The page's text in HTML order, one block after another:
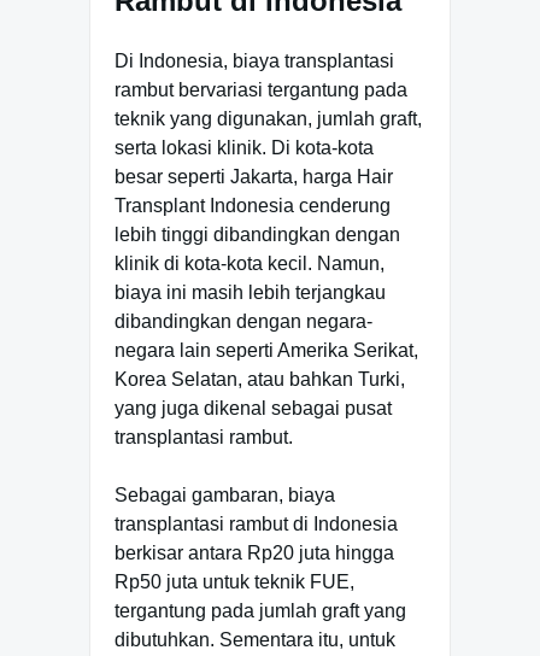
Di Indonesia, biaya transplantasi
rambut bervariasi tergantung pada
teknik yang digunakan, jumlah graft,
serta lokasi klinik. Di kota-kota
besar seperti Jakarta, harga Hair
Transplant Indonesia cenderung
lebih tinggi dibandingkan dengan
klinik di kota-kota kecil. Namun,
biaya ini masih lebih terjangkau
dibandingkan dengan negara-
negara lain seperti Amerika Serikat,
Korea Selatan, atau bahkan Turki,
yang juga dikenal sebagai pusat
transplantasi rambut.
Sebagai gambaran, biaya
transplantasi rambut di Indonesia
berkisar antara Rp20 juta hingga
Rp50 juta untuk teknik FUE,
tergantung pada jumlah graft yang
dibutuhkan. Sementara itu, untuk